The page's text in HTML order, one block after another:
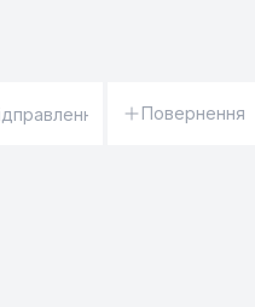
Повернення